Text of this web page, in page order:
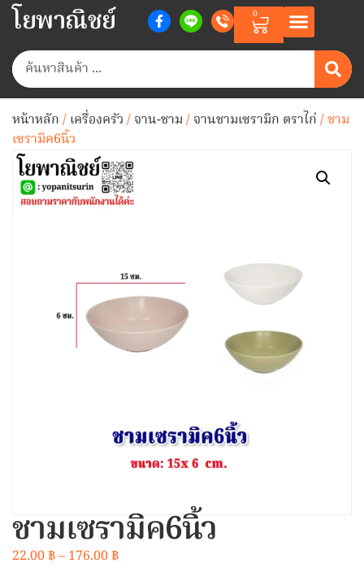
โยพาณิชย์ 0
หน้าหลัก/เครื่องครัว/จาน-ชาม/จานชามเซรามิก ตราไก่/ ชาม
เซรามิค6นิ้ว
ชามเซรามิค6นิ้ว
22.00฿–176.00฿